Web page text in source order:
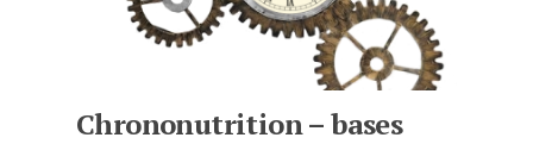
Chrononutrition – bases